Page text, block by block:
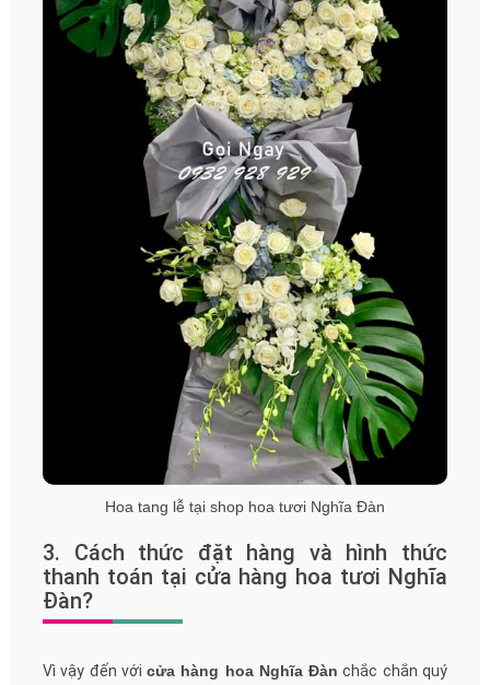
Hoa tang lễ tại shop hoa tươi Nghĩa Đàn
3. Cách thức đặt hàng và hình thức
thanh toán tại cửa hàng hoa tươi Nghĩa
Đàn?
Vì vậy đến vớicửa hàng hoa Nghĩa Đàn chắc chắn quý